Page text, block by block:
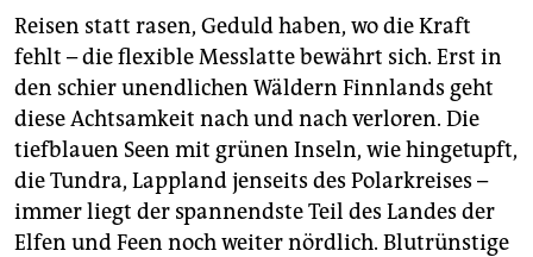
Reisen statt rasen, Geduld haben, wo die Kraft
fehlt – die flexible Messlatte bewährt sich. Erst in
den schier unendlichen Wäldern Finnlands geht
diese Achtsamkeit nach und nach verloren. Die
tiefblauen Seen mit grünen Inseln, wie hingetupft,
die Tundra, Lappland jenseits des Polarkreises –
immer liegt der spannendste Teil des Landes der
Elfen und Feen noch weiter nördlich. Blutrünstige